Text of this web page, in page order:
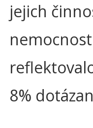
jejich
8%